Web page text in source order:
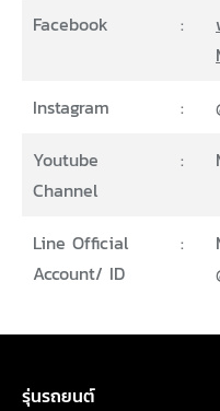
Facebook
:
Instagram
:
Youtube
Channel
:
Line Official
Account/ ID
:
รุ่นรถยนต์